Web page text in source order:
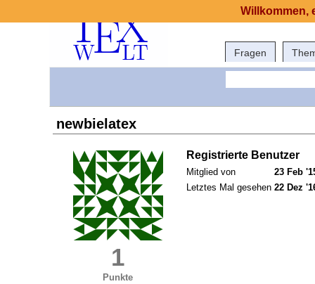
Fragen
newbielatex
1
Punkte
Registrierte Benutzer
Mitglied von
23 Feb
Letztes Mal gesehen 22 Dez
Willkommen,